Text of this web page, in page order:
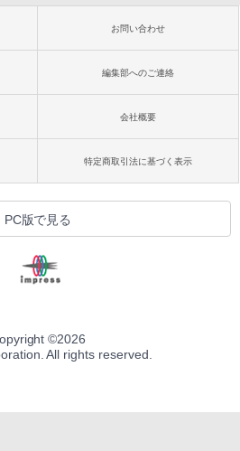
お問い合わせ
編集部へのご連絡
会社概要
特定商取引法に基づく表示
PC版で見る
©2026
All rights reserved.